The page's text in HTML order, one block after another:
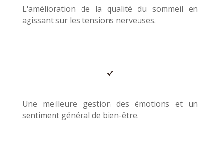
L'amélioration de la qualité du sommeil en
agissant sur les tensions nerveuses.
Une meilleure gestion des émotions et un
sentiment général de bien-être.